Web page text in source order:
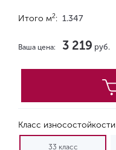
Итого м2: 1.347
Ваша цена: 3 219 руб.
Класс износостойкости
33 класс